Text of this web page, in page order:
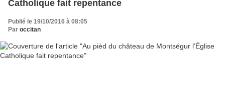
Catholique fait repentance
Publié le 19/10/2016 à 08:05
Par occitan